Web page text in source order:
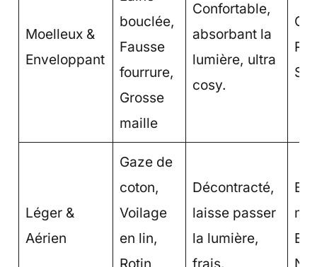
Moelleux &
Enveloppant
bouclée,
Fausse
fourrure,
Grosse
maille
Confortable,
absorbant la
lumière, ultra
cosy.
Léger &
Aérien
Gaze de
coton,
Voilage
en lin,
Rotin
Décontracté,
laisse passer
la lumière,
frais.